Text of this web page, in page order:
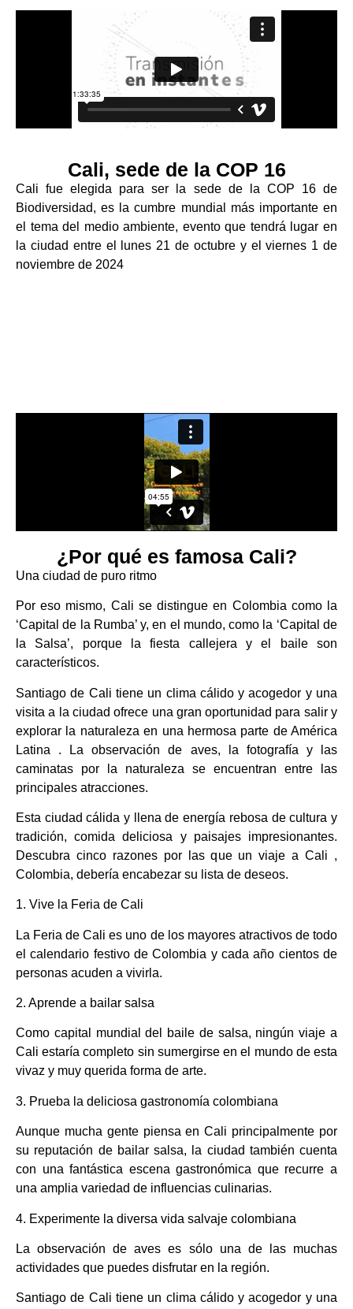
Cali, sede de la COP 16
Cali fue elegida para ser la sede de la COP 16 de
Biodiversidad, es la cumbre mundial más importante en
el tema del medio ambiente, evento que tendrá lugar en
la ciudad entre el lunes 21 de octubre y el viernes 1 de
noviembre de 2024
¿Por qué es famosa Cali?
Una ciudad de puro ritmo
Por eso mismo, Cali se distingue en Colombia como la
‘Capital de la Rumba’ y, en el mundo, como la ‘Capital de
la Salsa’, porque la fiesta callejera y el baile son
característicos.
Santiago de Cali tiene un clima cálido y acogedor y una
visita a la ciudad ofrece una gran oportunidad para salir y
explorar la naturaleza en una hermosa parte de América
Latina . La observación de aves, la fotografía y las
caminatas por la naturaleza se encuentran entre las
principales atracciones.
Esta ciudad cálida y llena de energía rebosa de cultura y
tradición, comida deliciosa y paisajes impresionantes.
Descubra cinco razones por las que un viaje a Cali ,
Colombia, debería encabezar su lista de deseos.
1. Vive la Feria de Cali
La Feria de Cali es uno de los mayores atractivos de todo
el calendario festivo de Colombia y cada año cientos de
personas acuden a vivirla.
2. Aprende a bailar salsa
Como capital mundial del baile de salsa, ningún viaje a
Cali estaría completo sin sumergirse en el mundo de esta
vivaz y muy querida forma de arte.
3. Prueba la deliciosa gastronomía colombiana
Aunque mucha gente piensa en Cali principalmente por
su reputación de bailar salsa, la ciudad también cuenta
con una fantástica escena gastronómica que recurre a
una amplia variedad de influencias culinarias.
4. Experimente la diversa vida salvaje colombiana
La observación de aves es sólo una de las muchas
actividades que puedes disfrutar en la región.
Santiago de Cali tiene un clima cálido y acogedor y una